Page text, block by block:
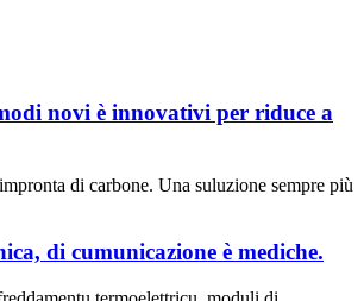
novi è innovativi per riduce a
di carbone. Una suluzione sempre più
di cumunicazione è mediche.